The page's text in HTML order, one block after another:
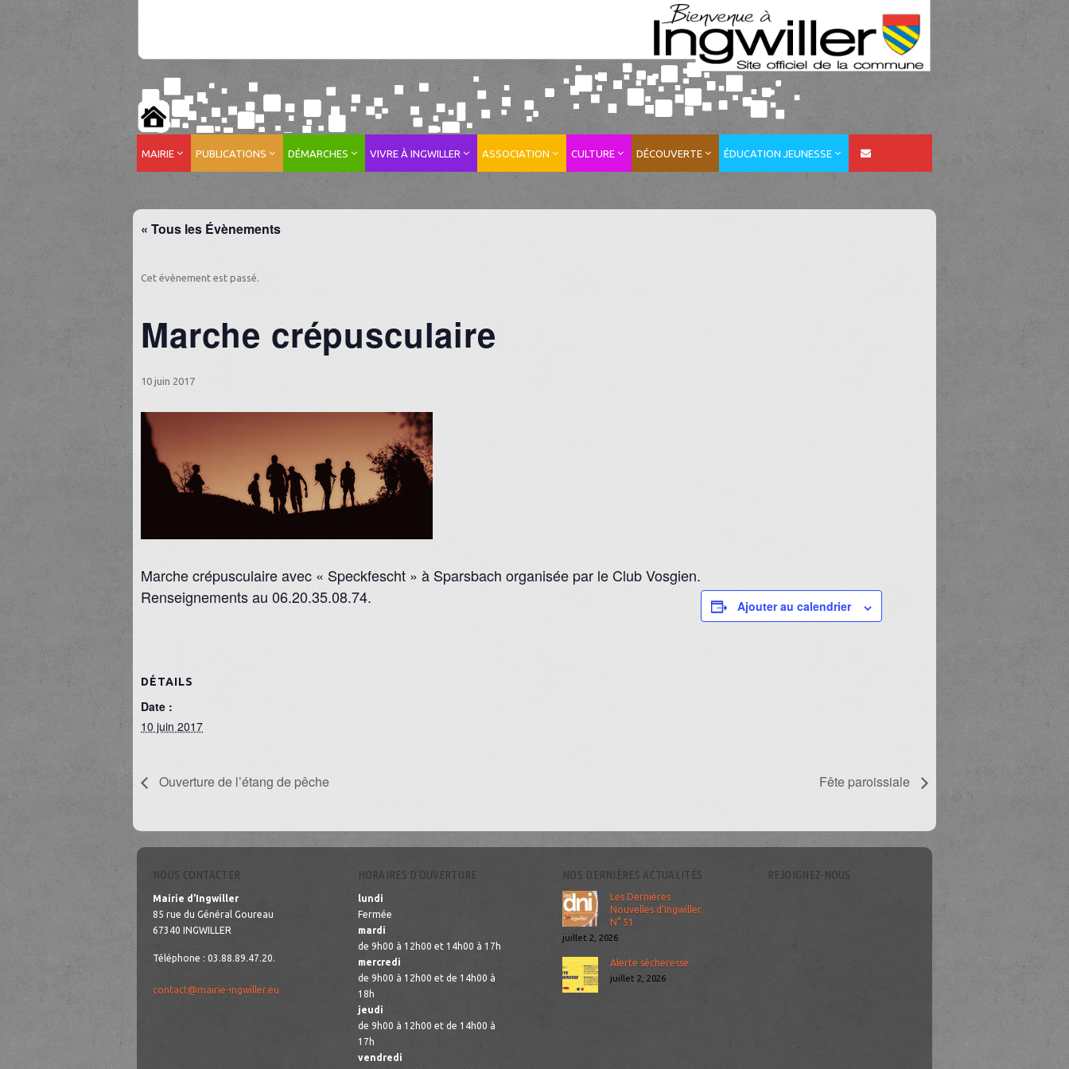
MAIRIE PUBLICATIONS DÉMARCHES VIVRE À INGWILLER ASSOCIATION CULTURE DÉCOUVERTE ÉDUCATION JEUNESSE
« Tous les Évènements
Cet évènement est passé.
Marche crépusculaire
10 juin 2017
Marche crépusculaire avec « Speckfescht » à Sparsbach organisée par le Club Vosgien.
Renseignements au 06.20.35.08.74.
Ajouter au calendrier
DÉTAILS
Date :
10 juin 2017
Ouverture de l’étang de pêche Fête paroissiale
NOUS CONTACTER
Mairie d’Ingwiller
85 rue du Général Goureau
67340 INGWILLER
Téléphone : 03.88.89.47.20.
contact@mairie-ingwiller.eu
HORAIRES D’OUVERTURE
lundi
Fermée
mardi
de 9h00 à 12h00 et 14h00 à 17h
mercredi
de 9h00 à 12h00 et de 14h00 à
18h
jeudi
de 9h00 à 12h00 et de 14h00 à
17h
vendredi
NOS DERNIÈRES ACTUALITÉS
Les Dernières
Nouvelles d’Ingwiller
N° 51
juillet 2, 2026
Alerte sécheresse
juillet 2, 2026
REJOIGNEZ-NOUS